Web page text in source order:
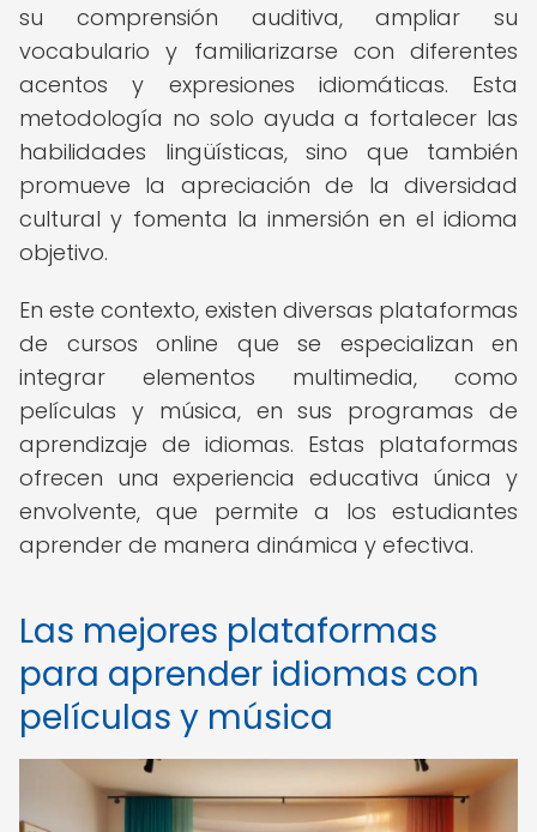
su comprensión auditiva, ampliar su
vocabulario y familiarizarse con diferentes
acentos y expresiones idiomáticas. Esta
metodología no solo ayuda a fortalecer las
habilidades lingüísticas, sino que también
promueve la apreciación de la diversidad
cultural y fomenta la inmersión en el idioma
objetivo.
En este contexto, existen diversas plataformas
de cursos online que se especializan en
integrar elementos multimedia, como
películas y música, en sus programas de
aprendizaje de idiomas. Estas plataformas
ofrecen una experiencia educativa única y
envolvente, que permite a los estudiantes
aprender de manera dinámica y efectiva.
Las mejores plataformas
para aprender idiomas con
películas y música